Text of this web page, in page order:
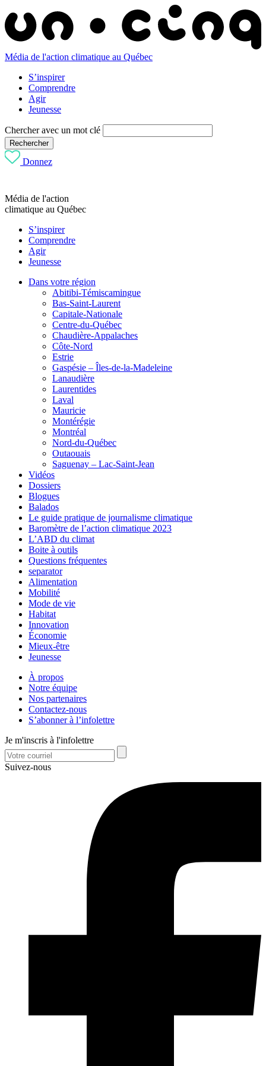
Média de l'action climatique au Québec
S’inspirer
Comprendre
Agir
Jeunesse
Chercher avec un mot clé
Rechercher
Donnez
Média de l'action
climatique au Québec
S’inspirer
Comprendre
Agir
Jeunesse
Dans votre région
Abitibi-Témiscamingue
Bas-Saint-Laurent
Capitale-Nationale
Centre-du-Québec
Chaudière-Appalaches
Côte-Nord
Estrie
Gaspésie – Îles-de-la-Madeleine
Lanaudière
Laurentides
Laval
Mauricie
Montérégie
Montréal
Nord-du-Québec
Outaouais
Saguenay – Lac-Saint-Jean
Vidéos
Dossiers
Blogues
Balados
Le guide pratique de journalisme climatique
Baromètre de l’action climatique 2023
L’ABD du climat
Boite à outils
Questions fréquentes
separator
Alimentation
Mobilité
Mode de vie
Habitat
Innovation
Économie
Mieux-être
Jeunesse
À propos
Notre équipe
Nos partenaires
Contactez-nous
S’abonner à l’infolettre
Je m'inscris à l'infolettre
Suivez-nous